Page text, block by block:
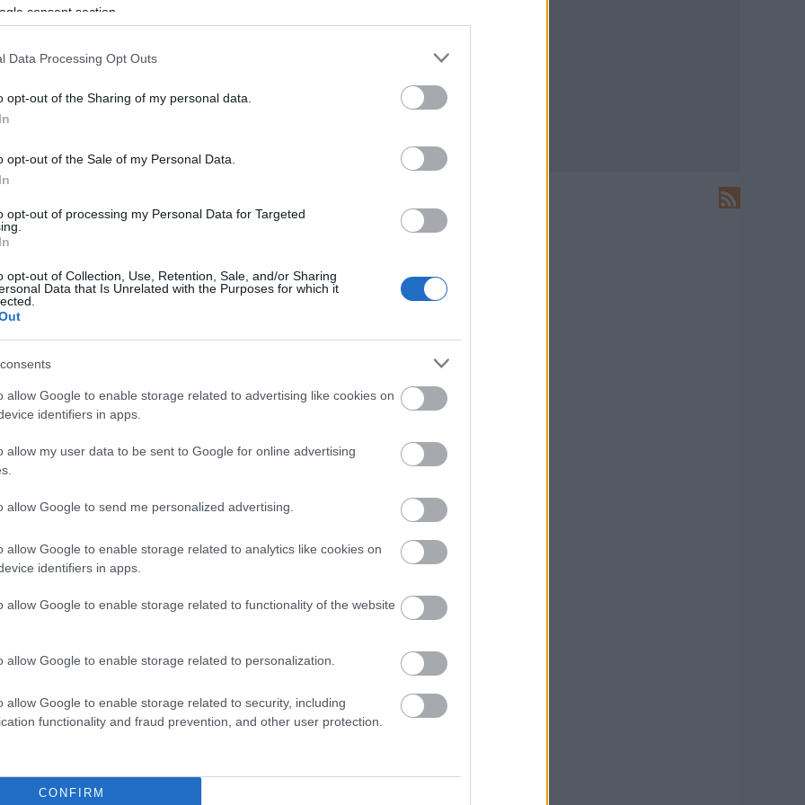
consent section.
Data Processing Opt Outs
opt-out of the Sharing of my personal data.
opt-out of the Sale of my Personal Data.
opt-out of processing my Personal Data for Targeted
opt-out of Collection, Use, Retention, Sale, and/or Sharing
Data that Is Unrelated with the Purposes for which it
allow Google to enable storage related to advertising like cookies on
identifiers in apps.
allow my user data to be sent to Google for online advertising
allow Google to send me personalized advertising.
allow Google to enable storage related to analytics like cookies on
identifiers in apps.
allow Google to enable storage related to functionality of the website
allow Google to enable storage related to personalization.
allow Google to enable storage related to security, including
functionality and fraud prevention, and other user protection.
CONFIRM
ZSIDÓ BELFÖLD ÁLLAMPOLGÁR
A FÓBIA TOVÁBBI KALANDJAI
fogalmazhatnék, hogy némileg
TÁRSADALOM
ÉBRESZTÔ MAGYAROK!
Hihetetlennek tûnik számomra, hogy oly sok ujságíró,
blogger és kommenter siklott el a tény fölött. Vajon
magyarverés? Na kinek? Természetesen országunk
legfôbb gonoszának, a nevén sem nevezendô...
GYURCSÁNY AGRESSZIÓ
ABSZURD
Ez a kedves kis képrejtvény egy magyar honlapon
kíváncsiak én nem a „niggernek” drukkolok, mert az
ALKALMÁBÓL ÜDVÖZLÖM A FIATAL JOBBOS
BLOGGEREKET
Ide írhatsz levelet nekünk!